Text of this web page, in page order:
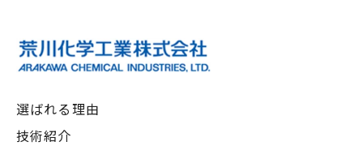
選ばれる理由
技術紹介